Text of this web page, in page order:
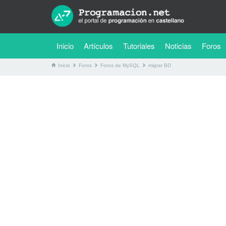
Inicio Artículos Tutoriales (current)
Noticias Foros
Inicio Foros Foros de MySQL migrar BD